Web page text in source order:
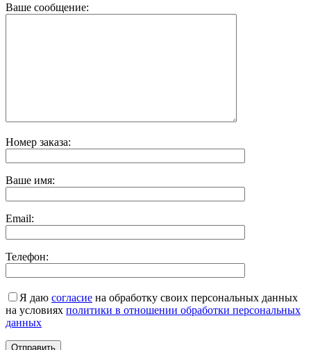
Ваше сообщение:
Номер заказа:
Ваше имя:
Email:
Телефон:
Я даю согласие на обработку своих персональных данных
на условиях политики в отношении обработки персональных
данных